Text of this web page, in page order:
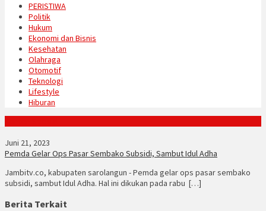
PERISTIWA
Politik
Hukum
Ekonomi dan Bisnis
Kesehatan
Olahraga
Otomotif
Teknologi
Lifestyle
Hiburan
Juni 21, 2023
Pemda Gelar Ops Pasar Sembako Subsidi, Sambut Idul Adha
Jambitv.co, kabupaten sarolangun - Pemda gelar ops pasar sembako
subsidi, sambut Idul Adha. Hal ini dikukan pada rabu […]
Berita Terkait